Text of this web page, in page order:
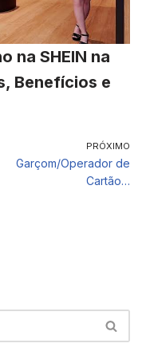
na SHEIN na
Benefícios e
PRÓXIMO
Garçom/Operador de
Cartão…